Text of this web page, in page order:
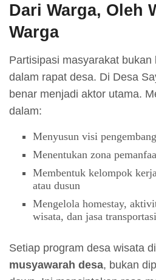
Dari Warga, Oleh
Warga
Partisipasi masyarakat
dalam rapat desa. Di Desa
benar menjadi aktor utama.
dalam:
Menyusun visi
Menentukan zona
Membentuk kelompok
atau dusun
Mengelola homestay,
wisata, dan jasa
Setiap program desa wisata
musyawarah desa, bukan